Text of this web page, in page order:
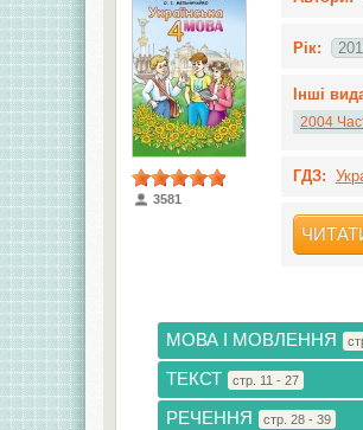
3581
Рік:
Інші
2004
ГДЗ:
МОВА І МОВЛЕННЯ
ТЕКСТ стр. 11 - 27
РЕЧЕННЯ стр. 28 - 39